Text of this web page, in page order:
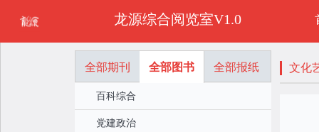
龙源综合阅览室V1.0
全部期刊 全部图书 全部报纸
百科综合
党建政治
文化